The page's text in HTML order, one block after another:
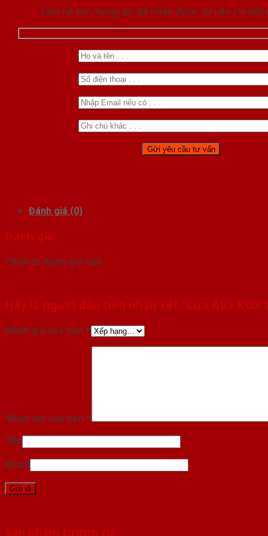
Liên hệ với chúng tôi để nhận được tư vấn chi tiết
Đánh giá (0)
Đánh giá
Chưa có đánh giá nào.
Hãy là người đầu tiên nhận xét “Cửa ABS KOS
Đánh giá của bạn *
Nhận xét của bạn *
Tên
Email
Sản phẩm tương tự